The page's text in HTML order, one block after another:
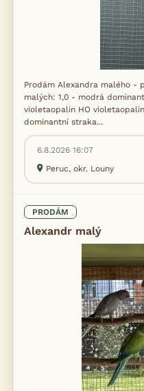
Prodám Alexandra malého -
malých: 1,0 - modrá
violetaopalin HO
dominantní straka...
6.8.2026 16:07
Peruc, okr. Louny
PRODÁM
Alexandr malý